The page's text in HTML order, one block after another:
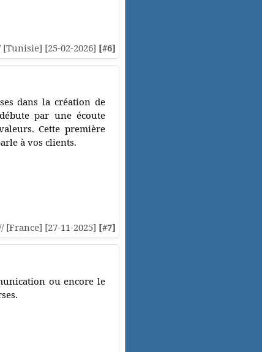
[Tunisie] [25-02-2026] [#6]
dans la création de
par une écoute
Cette première
à vos clients.
[France] [27-11-2025] [#7]
ou encore le